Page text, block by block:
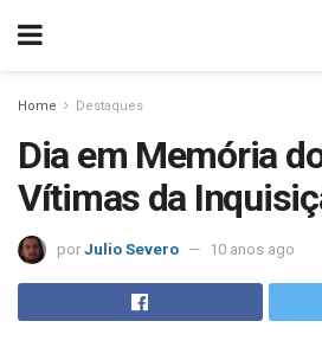
Home Destaques
Dia em Memória
Vítimas da
por Julio Severo 10 anos ago